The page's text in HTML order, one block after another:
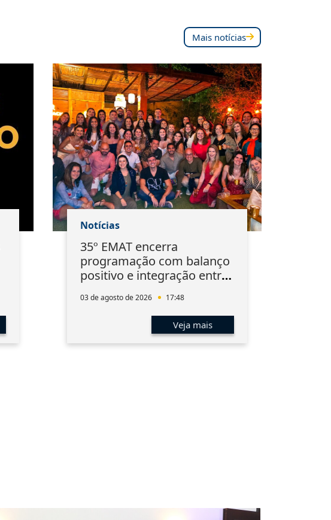
Mais notícias
Notícias
35º EMAT encerra
programação com balanço
positivo e integração entre
03 de agosto de 2026 17:48
Veja mais